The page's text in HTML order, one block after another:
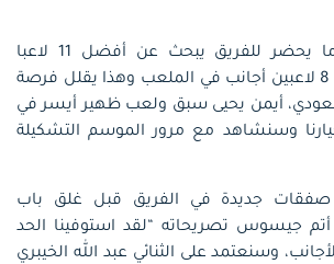
وتابع “المدرب عندما يحضر للفريق يبحث عن أفضل 11 لاعبا
للمشاركة، لدينا 7 أو 8 لاعبين أجانب في الملعب وهذا يقلل فرصة
أيمن يحيى سبق ولعب ظهير أيسر في
وسنشاهد مع مرور الموسم التشكيلة
صفقات جديدة في الفريق قبل غلق باب
أتم جيسوس تصريحاته “لقد استوفينا الحد
وسنعتمد على الثنائي عبد الله الخيبري